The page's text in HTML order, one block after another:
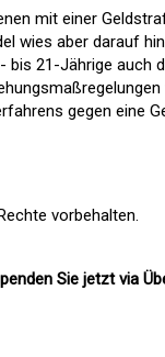
mit einer
wies aber darauf
bis 21-Jährige auch
gegen eine
vorbehalten.
Sie jetzt via